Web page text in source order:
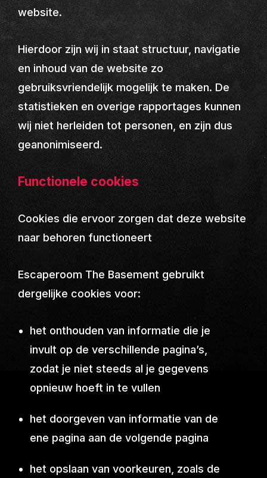
website.
Hierdoor zijn wij in staat structuur, navigatie
en inhoud van de website zo
gebruiksvriendelijk mogelijk te maken. De
statistieken en overige rapportages kunnen
wij niet herleiden tot personen, en zijn dus
geanonimiseerd.
Functionele cookies
Cookies die ervoor zorgen dat deze website
naar behoren functioneert
Escaperoom The Basement gebruikt
dergelijke cookies voor:
het onthouden van informatie die je
invult op de verschillende pagina’s,
zodat je niet steeds al je gegevens
opnieuw hoeft in te vullen
het doorgeven van informatie van de
ene pagina aan de volgende pagina
het opslaan van voorkeuren, zoals de